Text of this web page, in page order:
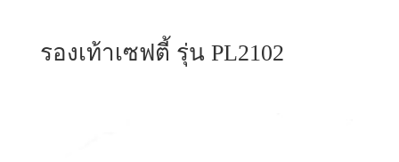
รองเท้าเซฟตี้ รุ่น PL2102